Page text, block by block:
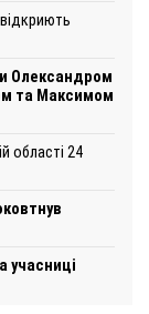
Олександром
та Максимом
області 24
учасниці